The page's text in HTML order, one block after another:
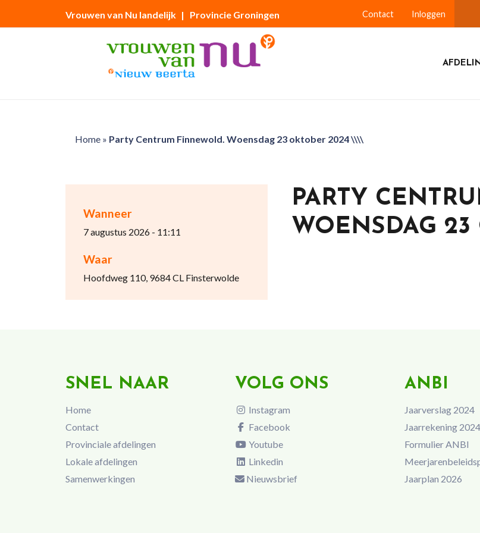
Vrouwen van Nu landelijk | Provincie Groningen Contact Inloggen
Home» Party Centrum Finnewold. Woensdag 23 oktober 2024 \\\\
Wanneer
7 augustus 2026 - 11:11
Waar
Hoofdweg 110, 9684 CL Finsterwolde
PARTY
WOENSDAG
SNEL NAAR
Home
Contact
Provinciale afdelingen
Lokale afdelingen
Samenwerkingen
VOLG ONS
Instagram
Facebook
Youtube
Linkedin
Nieuwsbrief
ANBI
Jaarverslag 2024
Jaarrekening 2024
Formulier ANBI
Jaarplan 2026